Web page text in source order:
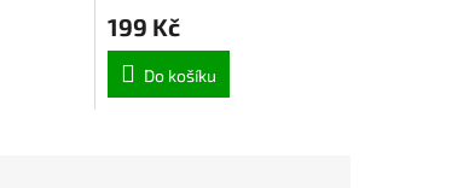
199 Kč
Do košíku